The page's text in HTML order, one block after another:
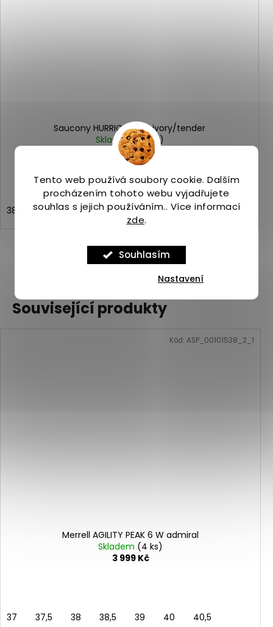
Tento web používá soubory cookie. Dalším
procházením tohoto webu vyjadřujete
souhlas s jejich používáním.. Více informací
zde.
Souhlasím
Nastavení
Saucony HURRICANE 25 ivory/tender
Skladem(>5 ks)
4 499 Kč
38 38,5 39 40 40,5 41 42
Související produkty
Merrell AGILITY PEAK 6 W admiral
Skladem (4 ks)
3 999 Kč
37 37,5 38 38,5 39 40 40,5
Kód: ASP_00101538_2_1